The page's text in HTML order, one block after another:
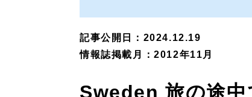
記事公開日：2024.12.19
情報誌掲載月：2012年11月
Sweden 旅の途